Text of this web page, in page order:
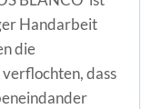
Handarbeit
die
dass